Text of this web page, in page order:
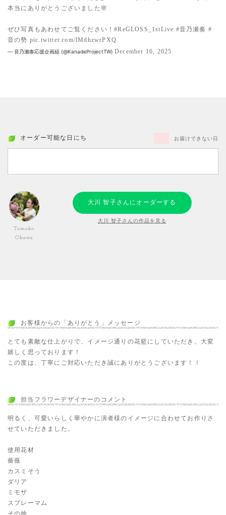
本当にありがとうございました🌸
ぜひ写真もあわせてご覧ください！#ReGLOSS_1stLive #音乃瀬奏 #
音の勢 pic.twitter.com/lMdhzwrPXQ
— 音乃瀨奏応援企画組 (@KanadeProjectTW) December 16, 2025
オーダー可能な日にち お届けできない日
Tomoko
Okawa
大川 智子さんにオーダーする
大川 智子さんの作品を見る
お客様からの「ありがとう」メッセージ
とても素敵な仕上がりで、イメージ通りの花籃にしていただき、大変
嬉しく思っております！
この度は、丁寧にご対応いただき誠にありがとうございます！！
担当フラワーデザイナーのコメント
明るく、可愛いらしく華やかに演者様のイメージに合わせてお作りさ
せていただきました。
使用花材
薔薇
カスミそう
ダリア
ミモザ
スプレーマム
その他